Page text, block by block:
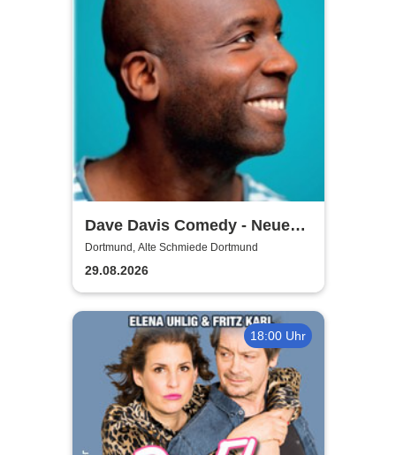
Dave Davis Comedy - Neue
Show
Dortmund, Alte Schmiede Dortmund
29.08.2026
18:00 Uhr